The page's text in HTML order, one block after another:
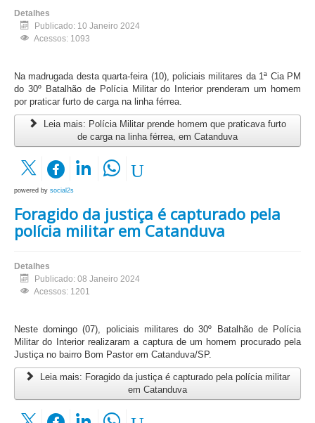
Detalhes
Publicado: 10 Janeiro 2024
Acessos: 1093
Na madrugada desta quarta-feira (10), policiais militares da 1ª Cia PM
do 30º Batalhão de Polícia Militar do Interior prenderam um homem
por praticar furto de carga na linha férrea.
Leia mais: Polícia Militar prende homem que praticava furto
de carga na linha férrea, em Catanduva
powered by social2s
Foragido da justiça é capturado pela
polícia militar em Catanduva
Detalhes
Publicado: 08 Janeiro 2024
Acessos: 1201
Neste domingo (07), policiais militares do 30º Batalhão de Polícia
Militar do Interior realizaram a captura de um homem procurado pela
Justiça no bairro Bom Pastor em Catanduva/SP.
Leia mais: Foragido da justiça é capturado pela polícia militar
em Catanduva